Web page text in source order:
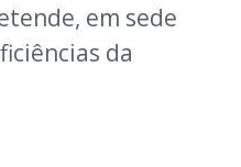
em sede
da